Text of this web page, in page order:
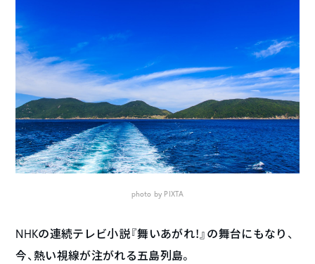
photo by PIXTA
NHKの連続テレビ小説『舞いあがれ！』の舞台にもなり、
今、熱い視線が注がれる五島列島。